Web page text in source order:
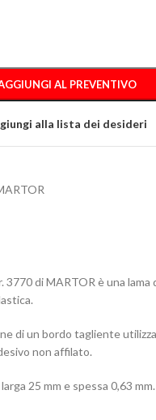
AL PREVENTIVO
alla lista dei desideri
3770 di MARTOR è una lama
di un bordo tagliente
non affilato.
25 mm e spessa 0,63 mm.